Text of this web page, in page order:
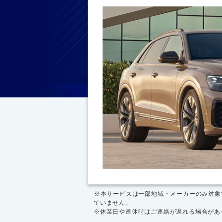
※本サービスは一部地域・メーカーのみ対象
ていません。
※休業日や連休時はご連絡が遅れる場合があ